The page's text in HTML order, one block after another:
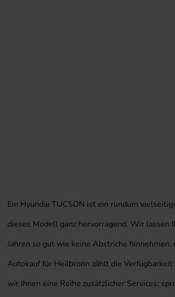
Ein Hyundai TUCSON ist ein rundum
dieses Modell ganz hervorragend. Wir lassen
Jahren so gut wie keine Abstriche
Autokauf für Heilbronn zählt die
wir Ihnen eine Reihe zusätzlicher Services: